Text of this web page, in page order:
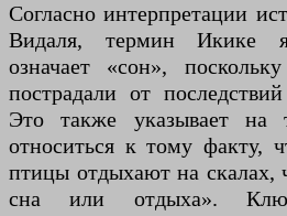
Согласно интерпретации
Видаля, термин Икике
означает «сон»,
пострадали от
Это также указывает
относиться к тому факту,
птицы отдыхают на скалах,
сна или отдыха».